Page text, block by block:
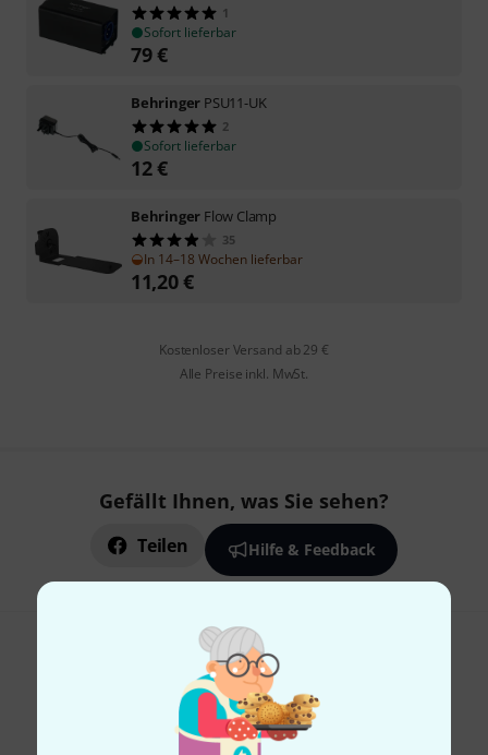
1
Sofort lieferbar
79€
Behringer PSU11-UK
2
Sofort lieferbar
12€
Behringer Flow Clamp
35
In 14–18 Wochen lieferbar
11,20€
Kostenloser Versand ab 29 €
Alle Preise inkl. MwSt.
Gefällt Ihnen, was Sie sehen?
Teilen Hilfe & Feedback